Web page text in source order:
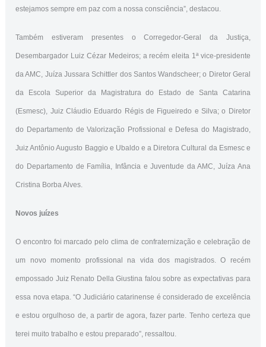
estejamos sempre em paz com a nossa consciência”, destacou.
Também estiveram presentes o Corregedor-Geral da Justiça,
Desembargador Luiz Cézar Medeiros; a recém eleita 1ª vice-presidente
da AMC, Juíza Jussara Schittler dos Santos Wandscheer; o Diretor Geral
da Escola Superior da Magistratura do Estado de Santa Catarina
(Esmesc), Juiz Cláudio Eduardo Régis de Figueiredo e Silva; o Diretor
do Departamento de Valorização Profissional e Defesa do Magistrado,
Juiz Antônio Augusto Baggio e Ubaldo e a Diretora Cultural da Esmesc e
do Departamento de Família, Infância e Juventude da AMC, Juíza Ana
Cristina Borba Alves.
Novos juízes
O encontro foi marcado pelo clima de confraternização e celebração de
um novo momento profissional na vida dos magistrados. O recém
empossado Juiz Renato Della Giustina falou sobre as expectativas para
essa nova etapa. “O Judiciário catarinense é considerado de excelência
e estou orgulhoso de, a partir de agora, fazer parte. Tenho certeza que
terei muito trabalho e estou preparado”, ressaltou.